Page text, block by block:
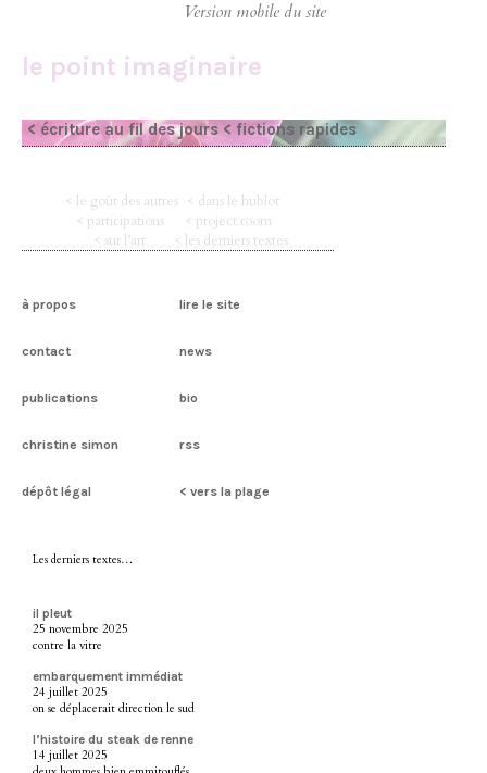
le point imaginaire
< écriture au fil des jours < fictions rapides
< le goût des autres < dans le hublot
< participations
< project room
< sur l’art
< les derniers textes
à propos lire le site
contact news
publications bio
christine simon rss
dépôt légal < vers la plage
Les derniers textes…
il pleut
25 novembre 2025
contre la vitre
embarquement immédiat
24 juillet 2025
on se déplacerait direction le sud
l’histoire du steak de renne
14 juillet 2025